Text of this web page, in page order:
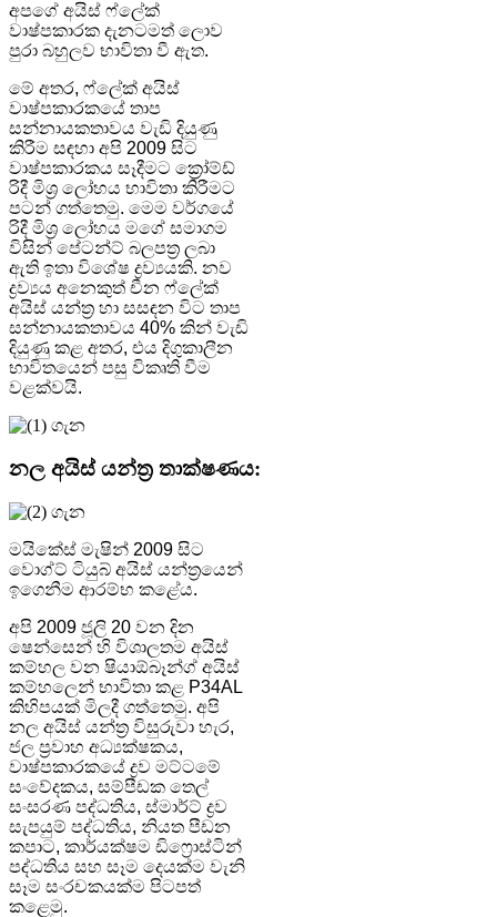
අපගේ අයිස් ෆ්ලේක්
වාෂ්පකාරක දැනටමත් ලොව
පුරා බහුලව භාවිතා වී ඇත.
මේ අතර, ෆ්ලේක් අයිස්
වාෂ්පකාරකයේ තාප
සන්නායකතාවය වැඩි දියුණු
කිරීම සඳහා අපි 2009 සිට
වාෂ්පකාරකය සෑදීමට ක්‍රෝම්ඩ්
රිදී මිශ්‍ර ලෝහය භාවිතා කිරීමට
පටන් ගත්තෙමු. මෙම වර්ගයේ
රිදී මිශ්‍ර ලෝහය මගේ සමාගම
විසින් පේටන්ට් බලපත්‍ර ලබා
ඇති ඉතා විශේෂ ද්‍රව්‍යයකි. නව
ද්‍රව්‍යය අනෙකුත් චීන ෆ්ලේක්
අයිස් යන්ත්‍ර හා සසඳන විට තාප
සන්නායකතාවය 40% කින් වැඩි
දියුණු කළ අතර, එය දිගුකාලීන
භාවිතයෙන් පසු විකෘති වීම
වළක්වයි.
නල අයිස් යන්ත්‍ර තාක්ෂණය:
මයිකේස් මැෂින් 2009 සිට
වොග්ට් ටියුබ් අයිස් යන්ත්‍රයෙන්
ඉගෙනීම ආරම්භ කළේය.
අපි 2009 ජූලි 20 වන දින
ෂෙන්සෙන් හි විශාලතම අයිස්
කම්හල වන ෂියාඕබෑන්ග් අයිස්
කම්හලෙන් භාවිතා කළ P34AL
කිහිපයක් මිලදී ගත්තෙමු. අපි
නල අයිස් යන්ත්‍ර විසුරුවා හැර,
ජල ප්‍රවාහ අධ්‍යක්ෂකය,
වාෂ්පකාරකයේ ද්‍රව මට්ටමේ
සංවේදකය, සම්පීඩක තෙල්
සංසරණ පද්ධතිය, ස්මාර්ට් ද්‍රව
සැපයුම් පද්ධතිය, නියත පීඩන
කපාට, කාර්යක්ෂම ඩිෆ්‍රොස්ටින්
පද්ධතිය සහ සෑම දෙයක්ම වැනි
සෑම සංරචකයක්ම පිටපත්
කළෙමු.